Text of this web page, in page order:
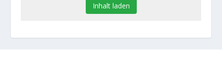
Inhalt laden